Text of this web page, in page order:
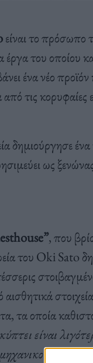
είναιτοπρόσωπο
έργατου οποίου
άνειένανέοπροϊόν
απότιςκορυφαίες
δημιούργησε
ως
, που
του Oki Sato
τα οποία
είναι
με